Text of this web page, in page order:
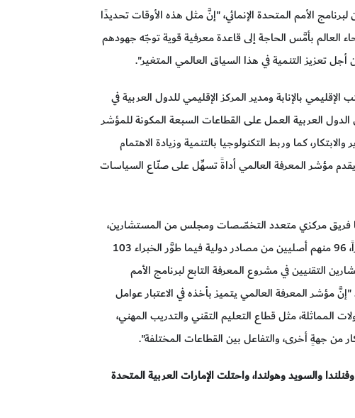
الأمم المتحدة الإنمائي، "إنَّ مثل هذه الأوقات تحديدًا
العالم بأمَّس الحاجة إلى قاعدة معرفية قوية توجّه جهودهم
تعزيز التنمية في هذا السياق العالمي المتغير".
بالإنابة ومدير المركز الإقليمي للدول العربية في
الدول العربية العمل على القطاعات السبعة المكونة للمؤشر
كما وربط التكنولوجيا بالتنمية وزيادة الاهتمام
مؤشر المعرفة العالمي أداةً تسهِّل على صنّاع السياسات
فريق مركزي متعدد التخصّصات ومجلس من المستشارين،
وهو يغطي 138 دولة باستخدام 199 متغيراً، 96 منهم أصليين من مصادر دولية فيما طوَّر الخبراء 103
التقنيين في مشروع المعرفة التابع لبرنامج الأمم
الإنمائي، في عرضه لنتائج عام 2020. "إنَّ مؤشر المعرفة العالمي يتميز بأخذه في الاعتبار عوامل
المماثلة، مثل قطاع التعليم التقني والتدريب المهني،
من جهةٍ أخرى، والتفاعل بين القطاعات المختلفة".
والسويد وهولندا، واحتلت الإمارات العربية المتحدة